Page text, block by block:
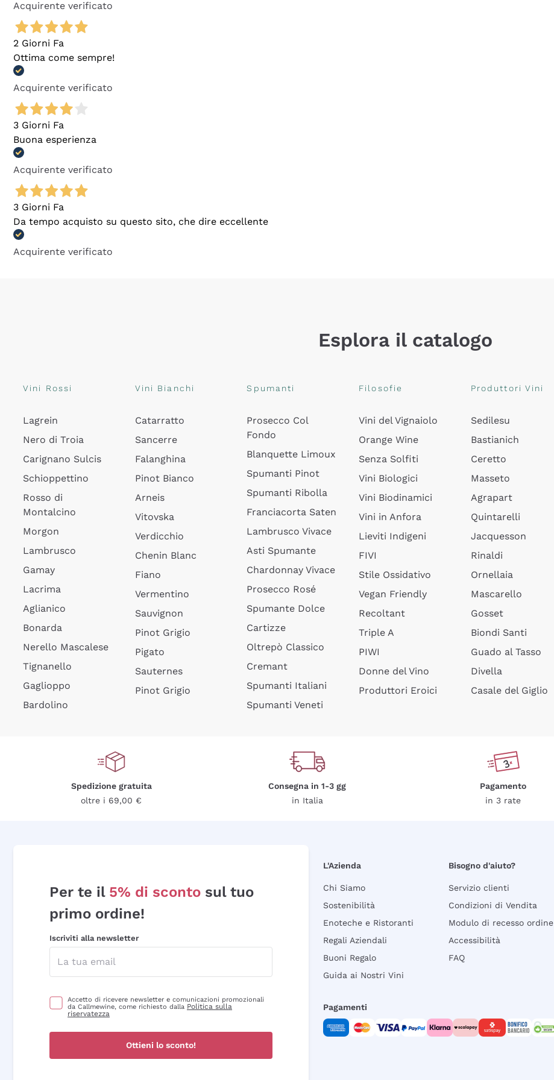
Acquirente verificato
2 Giorni Fa
Ottima come sempre!
Acquirente verificato
3 Giorni Fa
Buona esperienza
Acquirente verificato
3 Giorni Fa
Da tempo acquisto su questo sito, che dire eccellente
Acquirente verificato
Esplora il catalogo
Vini Rossi
Lagrein
Nero di Troia
Carignano Sulcis
Schioppettino
Rosso di
Montalcino
Morgon
Lambrusco
Gamay
Lacrima
Aglianico
Bonarda
Nerello Mascalese
Tignanello
Gaglioppo
Bardolino
Vini Bianchi
Catarratto
Sancerre
Falanghina
Pinot Bianco
Arneis
Vitovska
Verdicchio
Chenin Blanc
Fiano
Vermentino
Sauvignon
Pinot Grigio
Pigato
Sauternes
Pinot Grigio
Spumanti
Prosecco Col
Fondo
Blanquette Limoux
Spumanti Pinot
Spumanti Ribolla
Franciacorta Saten
Lambrusco Vivace
Asti Spumante
Chardonnay Vivace
Prosecco Rosé
Spumante Dolce
Cartizze
Oltrepò Classico
Cremant
Spumanti Italiani
Spumanti Veneti
Filosofie
Vini del Vignaiolo
Orange Wine
Senza Solfiti
Vini Biologici
Vini Biodinamici
Vini in Anfora
Lieviti Indigeni
FIVI
Stile Ossidativo
Vegan Friendly
Recoltant
Triple A
PIWI
Donne del Vino
Produttori Eroici
Produttori Vini
Sedilesu
Bastianich
Ceretto
Masseto
Agrapart
Quintarelli
Jacquesson
Rinaldi
Ornellaia
Mascarello
Gosset
Biondi Santi
Guado al Tasso
Divella
Casale del Giglio
Spedizione gratuita
oltre i 69,00 €
Consegna in 1-3 gg
in Italia
Pagamento
in 3 rate
Per te il 5% di sconto sul tuo
primo ordine!
Iscriviti alla newsletter
Accetto di ricevere newsletter e comunicazioni promozionali
da Callmewine, come richiesto dalla Politica sulla
riservatezza
Ottieni lo sconto!
L'Azienda
Chi Siamo
Sostenibilità
Enoteche e Ristoranti
Regali Aziendali
Buoni Regalo
Guida ai Nostri Vini
Bisogno d'aiuto?
Servizio clienti
Condizioni di Vendita
Modulo di recesso ordine
Accessibilità
FAQ
Pagamenti